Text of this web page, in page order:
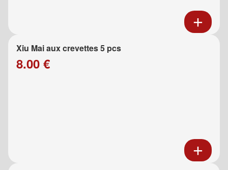
Xiu Mai aux crevettes 5 pcs
8.00 €